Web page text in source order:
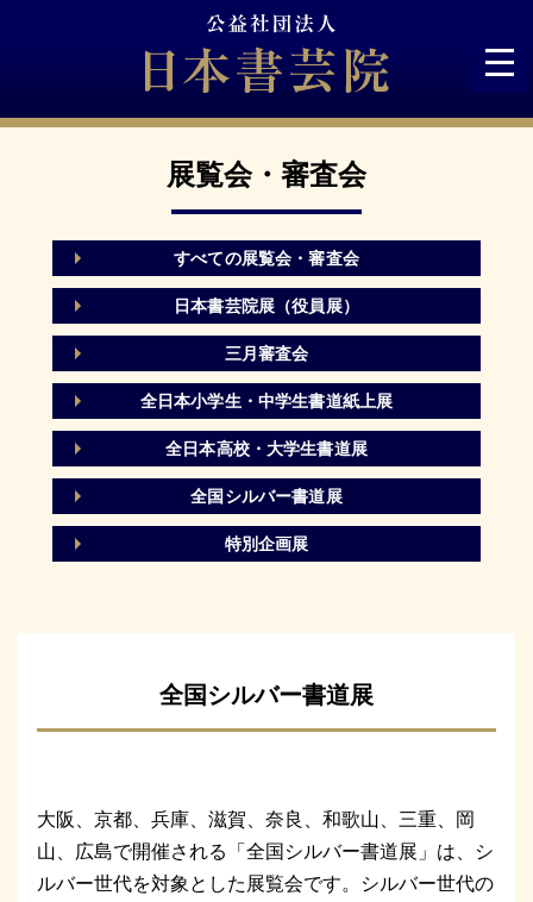
展覧会・審査会
すべての展覧会・審査会
日本書芸院展（役員展）
三月審査会
全日本小学生・中学生書道紙上展
全日本高校・大学生書道展
全国シルバー書道展
特別企画展
全国シルバー書道展
大阪、京都、兵庫、滋賀、奈良、和歌山、三重、岡
山、広島で開催される「全国シルバー書道展」は、シ
ルバー世代を対象とした展覧会です。シルバー世代の